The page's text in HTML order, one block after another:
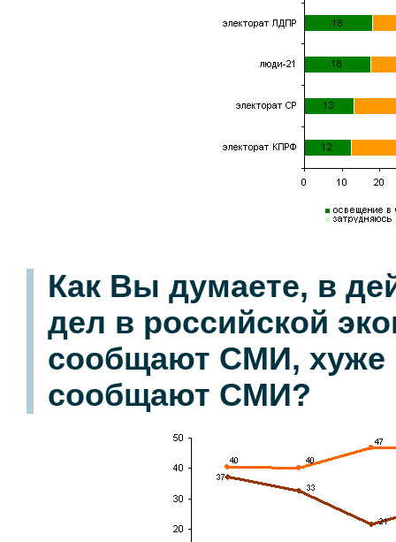
Как Вы думаете, в
дел в российской
сообщают СМИ, хуже
сообщают СМИ?